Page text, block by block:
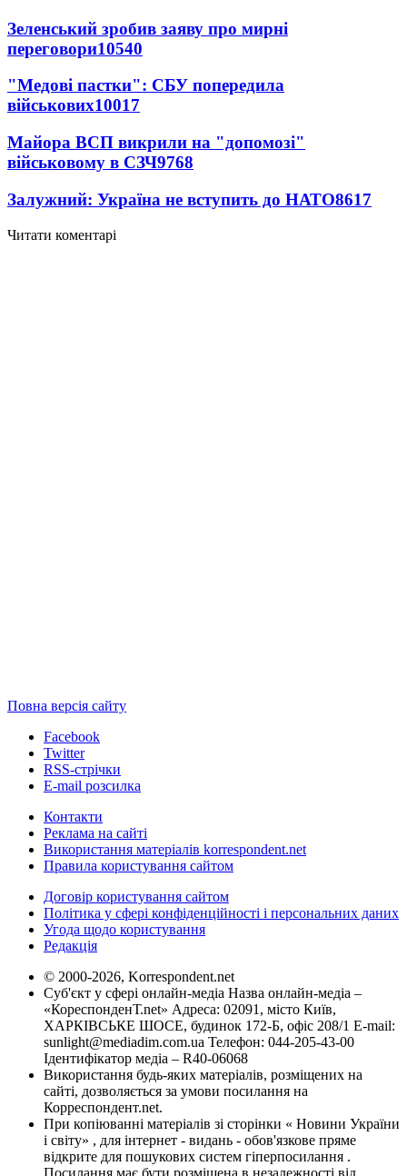
Зеленський зробив заяву про мирні
переговори10540
"Медові пастки": СБУ попередила
військових10017
Майора ВСП викрили на "допомозі"
військовому в СЗЧ9768
Залужний: Україна не вступить до НАТО8617
Читати коментарі
Повна версія сайту
Facebook
Twitter
RSS-стрічки
E-mail розсилка
Контакти
Реклама на сайті
Використання матеріалів korrespondent.net
Правила користування сайтом
Договір користування сайтом
Політика у сфері конфіденційності і персональних даних
Угода щодо користування
Редакція
© 2000-2026, Korrespondent.net
Суб'єкт у сфері онлайн-медіа Назва онлайн-медіа –
«КореспонденТ.net» Адреса: 02091, місто Київ,
ХАРКІВСЬКЕ ШОСЕ, будинок 172-Б, офіс 208/1 E-mail:
sunlight@mediadim.com.ua Телефон: 044-205-43-00
Ідентифікатор медіа – R40-06068
Використання будь-яких матеріалів, розміщених на
сайті, дозволяється за умови посилання на
Корреспондент.net.
При копіюванні матеріалів зі сторінки « Новини України
і світу» , для інтернет - видань - обов'язкове пряме
відкрите для пошукових систем гіперпосилання .
Посилання має бути розміщена в незалежності від